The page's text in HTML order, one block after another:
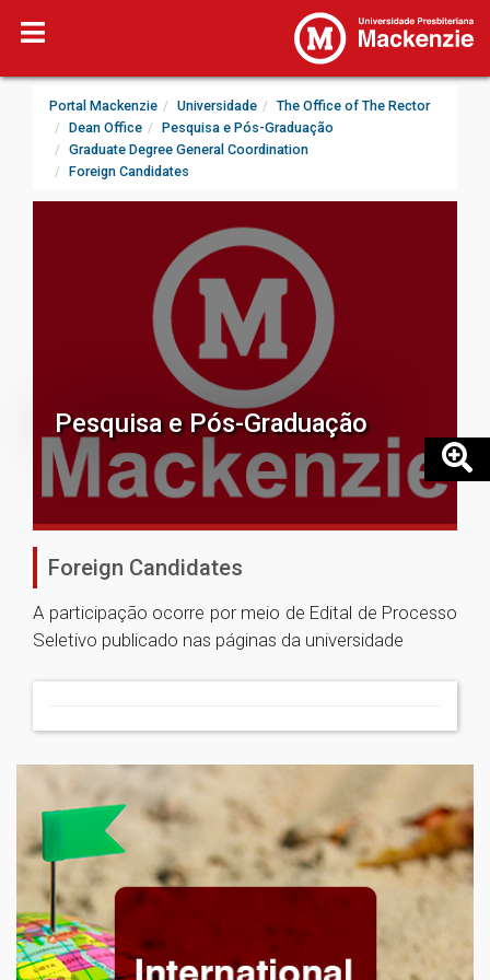
Portal Mackenzie Universidade
The Office of The Rector
Dean Office
Pesquisa e Pós-Graduação
Graduate Degree General Coordination
Foreign Candidates
Pesquisa e Pós-Graduação
Foreign Candidates
A participação ocorre por meio de Edital de Processo
Seletivo publicado nas páginas da universidade